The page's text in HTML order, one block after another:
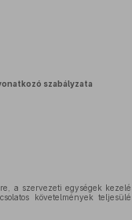
szabályzata
a szervezeti egységek
követelmények